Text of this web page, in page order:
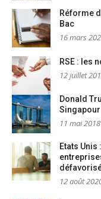
Réforme
Bac
16 mars
RSE : les
12 juillet
Donald
11 mai 2018
Etats
12 août